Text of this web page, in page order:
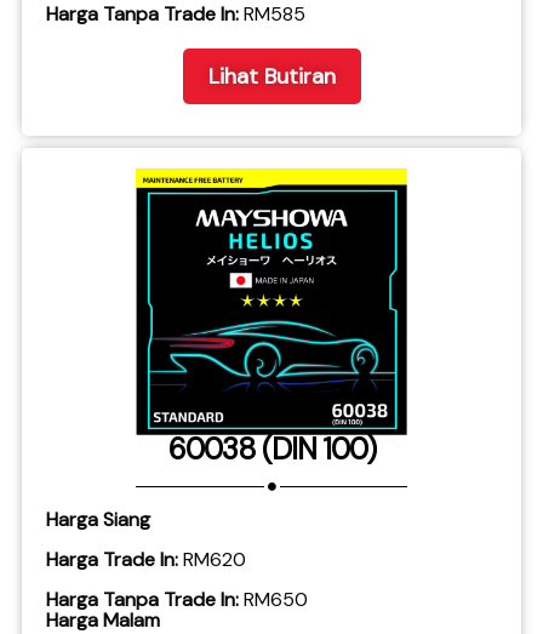
​Harga Tanpa Trade In:RM585
Lihat Butiran
60038 (DIN 100)
Harga Siang
Harga Trade In:RM620
Harga Tanpa Trade In:RM650
Harga Malam